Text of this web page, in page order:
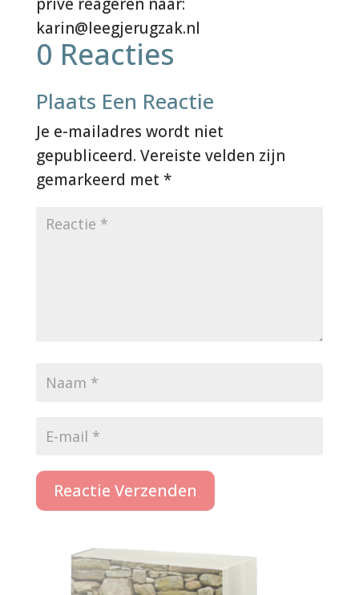
0 Reacties
Plaats Een Reactie
Je e-mailadres wordt niet
gepubliceerd. Vereiste velden zijn
gemarkeerd met *
Reactie Verzenden